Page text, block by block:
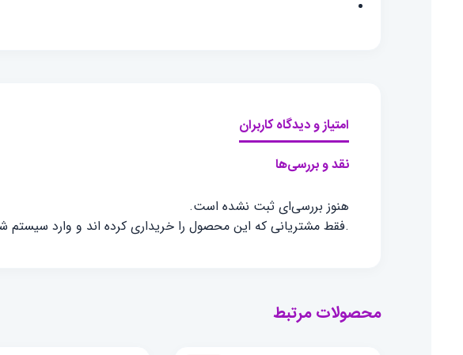
امتیاز و دیدگاه کاربران
نقد و بررسی‌ها
هنوز بررسی‌ای ثبت نشده است.
.فقط مشتریانی که این محصول را خریداری کرده اند و وارد سیستم
محصولات مرتبط